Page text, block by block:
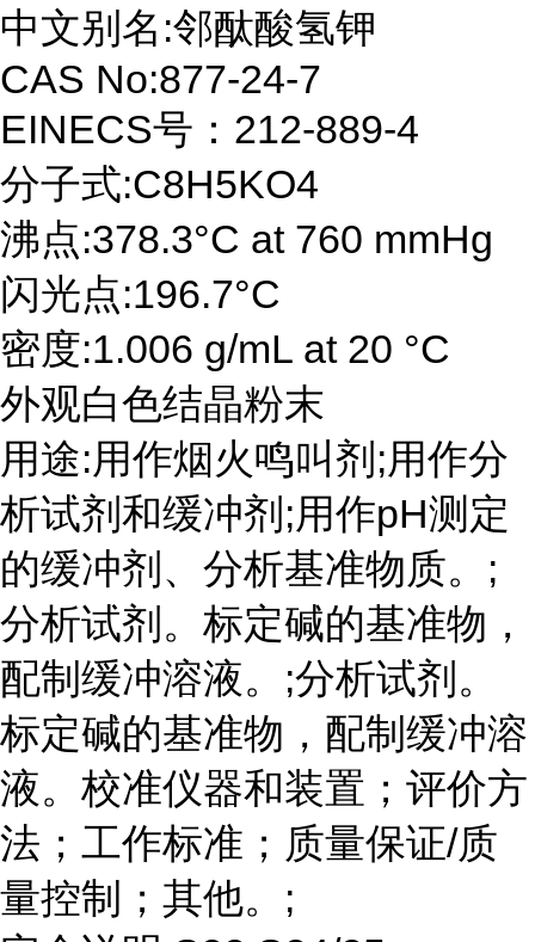
中文别名:邻酞酸氢钾
CAS No:877-24-7
EINECS号：212-889-4
分子式:C8H5KO4
沸点:378.3°C at 760 mmHg
闪光点:196.7°C
密度:1.006 g/mL at 20 °C
外观白色结晶粉末
用途:用作烟火鸣叫剂;用作分
析试剂和缓冲剂;用作pH测定
的缓冲剂、分析基准物质。;
分析试剂。标定碱的基准物，
配制缓冲溶液。;分析试剂。
标定碱的基准物，配制缓冲溶
液。校准仪器和装置；评价方
法；工作标准；质量保证/质
量控制；其他。;